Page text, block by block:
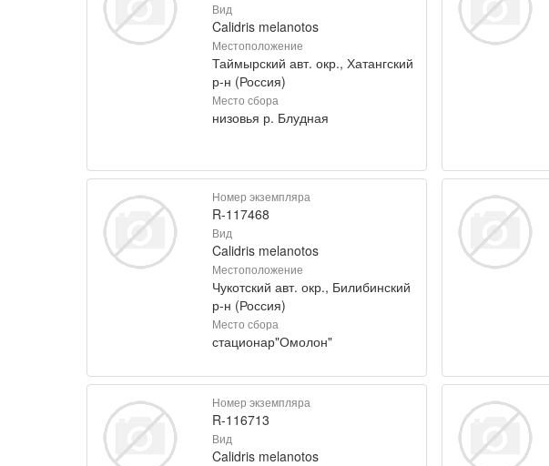
Вид
Calidris melanotos
Местоположение
Таймырский авт. окр., Хатангский
р-н (Россия)
Место сбора
низовья р. Блудная
Номер экземпляра
R-117468
Вид
Calidris melanotos
Местоположение
Чукотский авт. окр., Билибинский
р-н (Россия)
Место сбора
стационар"Омолон"
Номер экземпляра
R-116713
Вид
Calidris melanotos